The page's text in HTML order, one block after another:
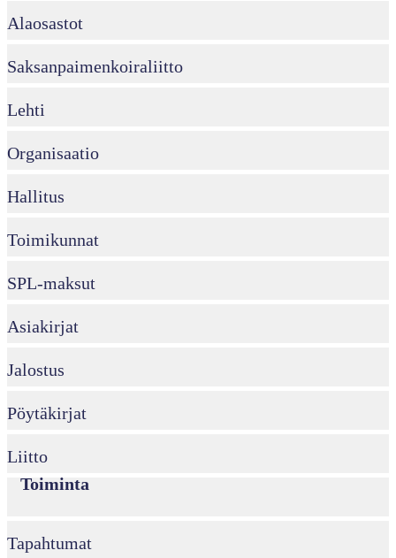
Alaosastot
Saksanpaimenkoira­liitto
Lehti
Organisaatio
Hallitus
Toimikunnat
SPL-maksut
Asiakirjat
Jalostus
Pöytäkirjat
Liitto
Toiminta
Tapahtumat